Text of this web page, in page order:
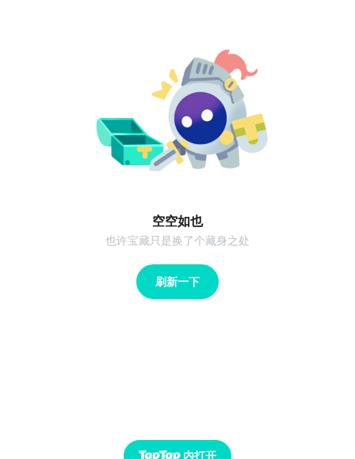
空空如也
也许宝藏只是换了个藏身之处
刷新一下
内打开